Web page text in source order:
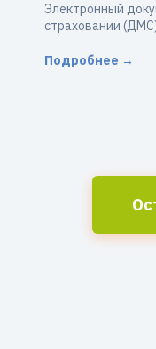
Электронный
страховании
Подробнее →